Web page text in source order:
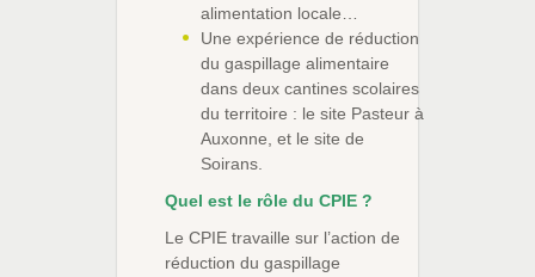
alimentation locale…
Une expérience de réduction
du gaspillage alimentaire
dans deux cantines scolaires
du territoire : le site Pasteur à
Auxonne, et le site de
Soirans.
Quel est le rôle du CPIE ?
Le CPIE travaille sur l’action de
réduction du gaspillage